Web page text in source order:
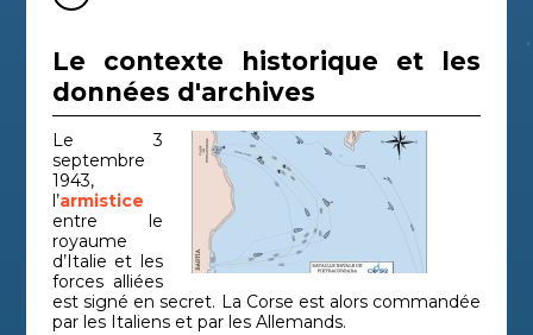
Le contexte historique et les
données d'archives
Le 3
septembre
1943,
l’armistice
entre le
royaume
d’Italie et les
forces alliées
est signé en secret. La Corse est alors commandée
par les Italiens et par les Allemands.